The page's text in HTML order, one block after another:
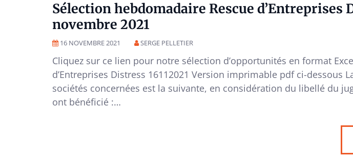
Sélection hebdomadaire Rescue d’Entreprises
novembre 2021
16 NOVEMBRE 2021 SERGE PELLETIER
Cliquez sur ce lien pour notre sélection d’opportunités en format
d’Entreprises Distress 16112021 Version imprimable pdf ci-dessous
sociétés concernées est la suivante, en considération du libellé du
ont bénéficié :…